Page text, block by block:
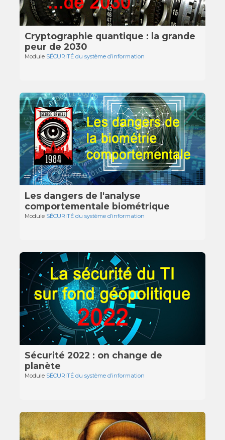
Cryptographie quantique : la grande
peur de 2030
Module SÉCURITÉ du système d’information
Les dangers de l'analyse
comportementale biométrique
Module SÉCURITÉ du système d’information
Sécurité 2022 : on change de
planète
Module SÉCURITÉ du système d’information